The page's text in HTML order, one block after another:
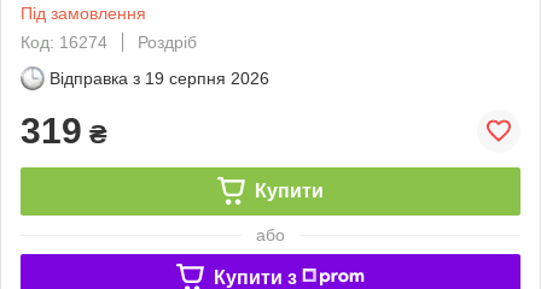
Під замовлення
Код: 16274
Роздріб
Відправка з 19 серпня 2026
319 ₴
Купити
або
Купити з